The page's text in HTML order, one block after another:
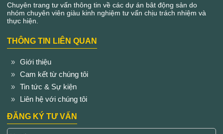
Chuyên trang tư vấn thông tin về các dự án bât động sản do
nhóm chuyên viên giàu kinh nghiệm tư vấn chịu trách nhiệm và
thực hiện.
THÔNG TIN LIÊN QUAN
Giới thiệu
Cam kết từ chúng tôi
Tin tức & Sự kiện
Liên hệ với chúng tôi
ĐĂNG KÝ TƯ VẤN